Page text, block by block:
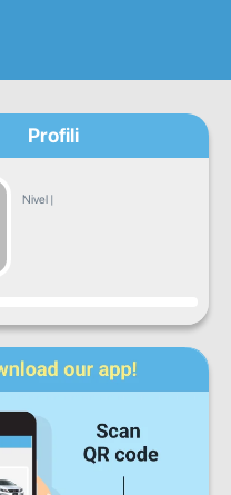
Profili
Nivel |
Progresi
Mër Enj